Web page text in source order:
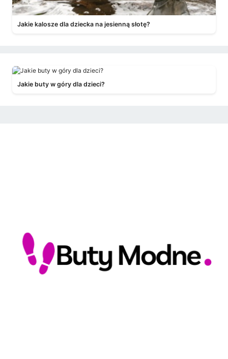
Jakie kalosze dla dziecka na jesienną słotę?
Jakie buty w góry dla dzieci?